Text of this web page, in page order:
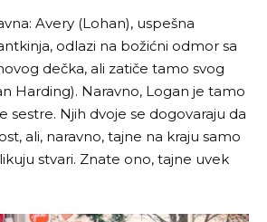
Avery (Lohan), uspešna
odlazi na božićni odmor sa
dečka, ali zatiče tamo svog
Harding). Naravno, Logan je tamo
sestre. Njih dvoje se dogovaraju da
ali, naravno, tajne na kraju samo
stvari. Znate ono, tajne uvek